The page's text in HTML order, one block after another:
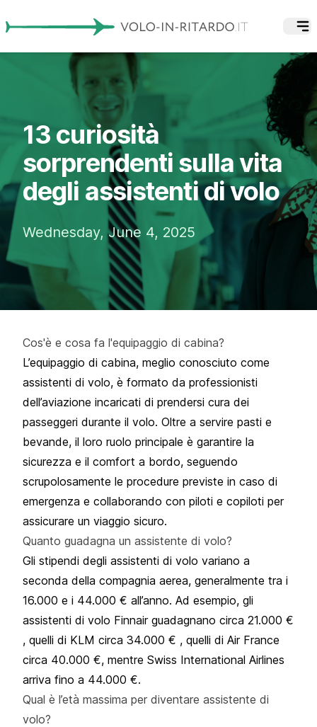
13 curiosità
sorprendenti sulla vita
degli assistenti di volo
Wednesday, June 4, 2025
Cos'è e cosa fa l'equipaggio di cabina?
L’equipaggio di cabina, meglio conosciuto come
assistenti di volo, è formato da professionisti
dell’aviazione incaricati di prendersi cura dei
passeggeri durante il volo. Oltre a servire pasti e
bevande, il loro ruolo principale è garantire la
sicurezza e il comfort a bordo, seguendo
scrupolosamente le procedure previste in caso di
emergenza e collaborando con piloti e copiloti per
assicurare un viaggio sicuro.
Quanto guadagna un assistente di volo?
Gli stipendi degli assistenti di volo variano a
seconda della compagnia aerea, generalmente tra i
16.000 e i 44.000 € all’anno. Ad esempio, gli
assistenti di volo Finnairguadagnano circa 21.000 €
, quelli di KLM circa 34.000 € , quelli di Air France
circa 40.000 €, mentre Swiss International Airlines
arriva fino a 44.000 €.
Qual è l’età massima per diventare assistente di
volo?